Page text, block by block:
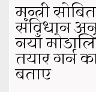
मन्त्री
संविधान
नयाँ
तयार गर्न
बताए